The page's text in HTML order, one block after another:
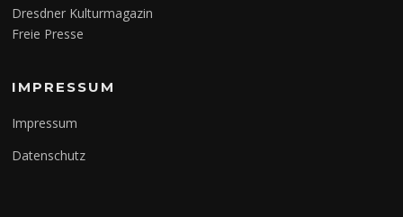
Dresdner Kulturmagazin
Freie Presse
IMPRESSUM
Impressum
Datenschutz